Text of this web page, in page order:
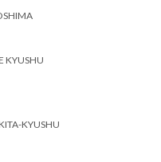
KYUSHU
KYUSHU